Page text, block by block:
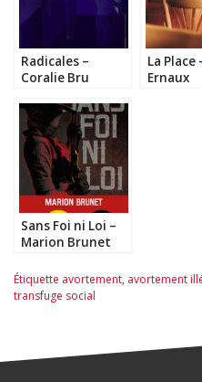
Radicales –
Coralie Bru
La Place
Ernaux
Sans Foi ni Loi –
Marion Brunet
Étiquette avortement, avortement
transfuge social